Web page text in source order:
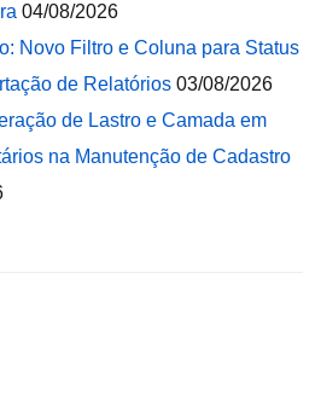
04/08/2026
Novo Filtro e Coluna para Status
de Relatórios 03/08/2026
de Lastro e Camada em
na Manutenção de Cadastro